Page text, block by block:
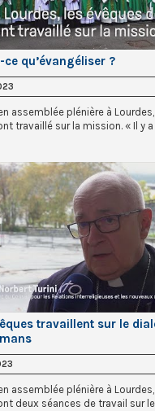
ce qu’évangéliser ?
assemblée plénière à
travaillé sur la mission. « Il y
travaillent sur le
assemblée plénière à
deux séances de travail sur